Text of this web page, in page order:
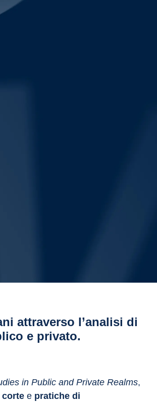
attraverso l’analisi di
e privato.
in Public and Private Realms,
e pratiche di